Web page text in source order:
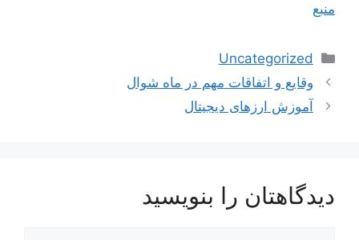
منبع
دسته‌ها
Uncategorized
وقایع و اتفاقات مهم در ماه شوال
آموزش ارزهای دیجیتال
دیدگاهتان را بنویسید